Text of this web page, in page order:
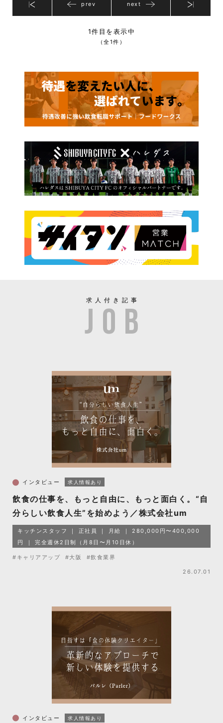
prev next
1件目を表示中
（全1件）
求人付き記事
インタビュー 求人情報あり
飲食の仕事を、もっと自由に、もっと面白く。“自
分らしい飲食人生”を始めよう／株式会社um
キッチンスタッフ 正社員 月給
280,000円〜400,000
円
完全週休2日制（月8日〜月10日休）
#キャリアアップ #大阪 #飲食業界
26.07.01
インタビュー 求人情報あり